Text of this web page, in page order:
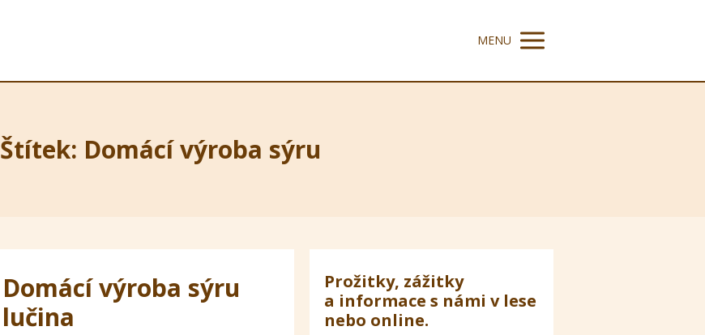
MENU
Štítek: Domácí výroba sýru
Domácí výroba sýru
lučina
Prožitky, zážitky
a informace s námi v lese
nebo online.